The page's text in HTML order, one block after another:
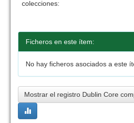
colecciones:
Ficheros en este ítem:
No hay ficheros asociados a este
Mostrar el registro Dublin Core